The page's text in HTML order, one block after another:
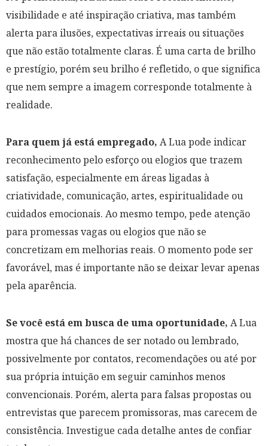
visibilidade e até inspiração criativa, mas também
alerta para ilusões, expectativas irreais ou situações
que não estão totalmente claras. É uma carta de brilho
e prestígio, porém seu brilho é refletido, o que significa
que nem sempre a imagem corresponde totalmente à
realidade.
Para quem já está empregado, A Lua pode indicar
reconhecimento pelo esforço ou elogios que trazem
satisfação, especialmente em áreas ligadas à
criatividade, comunicação, artes, espiritualidade ou
cuidados emocionais. Ao mesmo tempo, pede atenção
para promessas vagas ou elogios que não se
concretizam em melhorias reais. O momento pode ser
favorável, mas é importante não se deixar levar apenas
pela aparência.
Se você está em busca de uma oportunidade, A Lua
mostra que há chances de ser notado ou lembrado,
possivelmente por contatos, recomendações ou até por
sua própria intuição em seguir caminhos menos
convencionais. Porém, alerta para falsas propostas ou
entrevistas que parecem promissoras, mas carecem de
consistência. Investigue cada detalhe antes de confiar